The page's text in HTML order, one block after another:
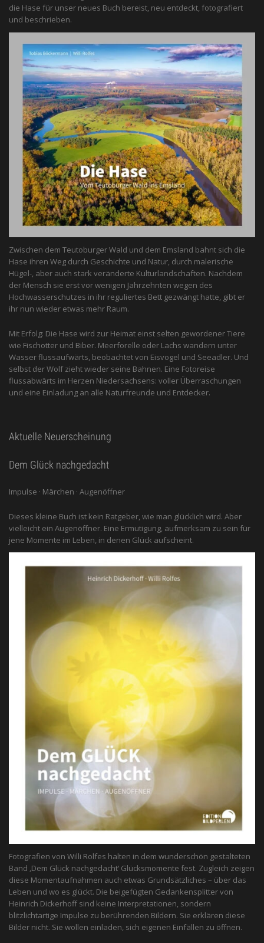
die Hase für unser neues Buch bereist, neu entdeckt, fotografiert
und beschrieben.
Zwischen dem Teutoburger Wald und dem Emsland bahnt sich die
Hase ihren Weg durch Geschichte und Natur, durch malerische
Hügel-, aber auch stark veränderte Kulturlandschaften. Nachdem
der Mensch sie erst vor wenigen Jahrzehnten wegen des
Hochwasserschutzes in ihr reguliertes Bett gezwängt hatte, gibt er
ihr nun wieder etwas mehr Raum.
Mit Erfolg: Die Hase wird zur Heimat einst selten gewordener Tiere
wie Fischotter und Biber. Meerforelle oder Lachs wandern unter
Wasser flussaufwärts, beobachtet von Eis­vogel und See­adler. Und
selbst der Wolf zieht wieder seine Bahnen. Eine Fotoreise
flussabwärts im Herzen Niedersachsens: voller Überraschungen
und eine Einladung an alle ­Naturfreunde und Entdecker.
Aktuelle Neuerscheinung
Dem Glück nachgedacht
Impulse · Märchen · Augenöffner
Dieses kleine Buch ist kein Ratgeber, wie man glücklich wird. Aber
vielleicht ein Augenöffner. Eine Ermutigung, aufmerksam zu sein für
jene Momente im Leben, in denen Glück aufscheint.
Fotografien von Willi Rolfes halten in dem wunderschön gestalteten
Band ‚Dem Glück nachgedacht‘ Glücksmomente fest. Zugleich zeigen
diese Momentaufnahmen auch etwas Grundsätzliches – über das
Leben und wo es glückt. Die beigefügten Gedankensplitter von
Heinrich Dickerhoff sind keine Interpretationen, sondern
blitzlichtartige Impulse zu berührenden Bildern. Sie erklären diese
Bilder nicht. Sie wollen einladen, sich eigenen Einfällen zu öffnen.